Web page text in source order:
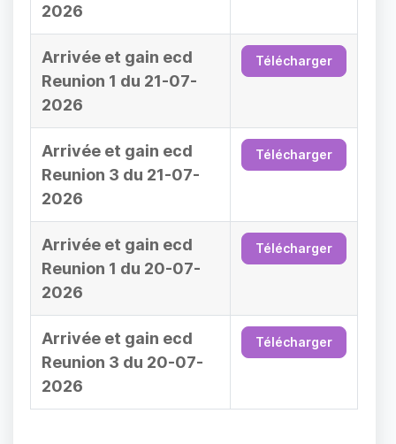
2026
Arrivée et gain ecd
Reunion 1 du 21-07-
2026
Télécharger
Arrivée et gain ecd
Reunion 3 du 21-07-
2026
Télécharger
Arrivée et gain ecd
Reunion 1 du 20-07-
2026
Télécharger
Arrivée et gain ecd
Reunion 3 du 20-07-
2026
Télécharger